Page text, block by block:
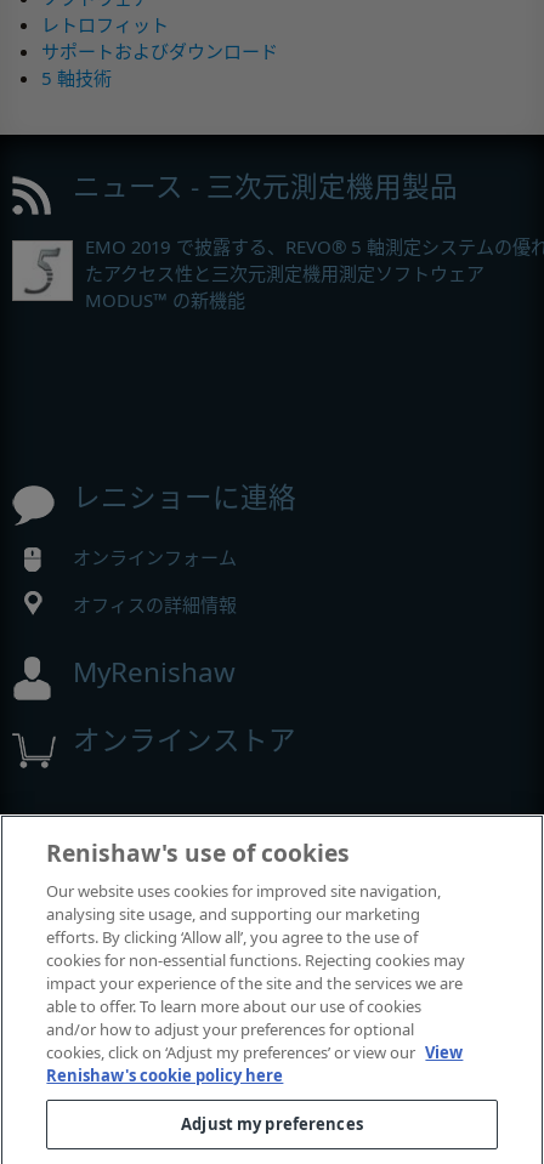
レトロフィット
サポートおよびダウンロード
5 軸技術
ニュース - 三次元測定機用製品
EMO 2019 で披露する、REVO® 5 軸測定システムの優
たアクセス性と三次元測定機用測定ソフトウェア
MODUS™ の新機能
レニショーに連絡
オンラインフォーム
オフィスの詳細情報
MyRenishaw
オンラインストア
イベントとウェビナー
レニショーの出展イベント
© 2001-2026 Renishaw plc.無断転用禁止。
Renishaw's use of cookies
Our website uses cookies for improved site navigation,
analysing site usage, and supporting our marketing
efforts. By clicking ‘Allow all’, you agree to the use of
cookies for non-essential functions. Rejecting cookies may
impact your experience of the site and the services we are
able to offer. To learn more about our use of cookies
and/or how to adjust your preferences for optional
cookies, click on ‘Adjust my preferences’ or view our View
Renishaw's cookie policy here
Adjust my preferences